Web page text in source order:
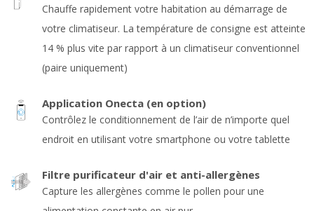
Chauffe rapidement votre habitation au démarrage de
votre climatiseur. La température de consigne est atteinte
14 % plus vite par rapport à un climatiseur conventionnel
(paire uniquement)
Application Onecta (en option)
Contrôlez le conditionnement de l’air de n’importe quel
endroit en utilisant votre smartphone ou votre tablette
Filtre purificateur d'air et anti-allergènes
Capture les allergènes comme le pollen pour une